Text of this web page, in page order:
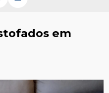
lavanderia
em